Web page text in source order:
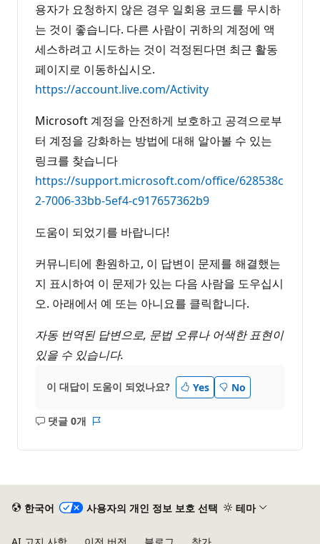
용자가 요청하지 않은 경우 일회용 코드를 무시하
는 것이 좋습니다. 다른 사람이 귀하의 계정에 액
세스하려고 시도하는 것이 걱정된다면 최근 활동
페이지로 이동하십시오.
https://account.live.com/Activity
Microsoft 계정을 안전하게 보호하고 공격으로부
터 계정을 강화하는 방법에 대해 알아볼 수 있는
링크를 찾습니다
https://support.microsoft.com/office/628538c
2-7006-33bb-5ef4-c917657362b9
도움이 되었기를 바랍니다!
커뮤니티에 환원하고, 이 답변이 문제를 해결했는
지 표시하여 이 문제가 있는 다음 사람을 도우십시
오. 아래에서 예 또는 아니요를 클릭합니다.
자동 번역된 답변으로, 문법 오류나 어색한 표현이
있을 수 있습니다.
이 대답이 도움이 되었나요? Yes No
댓글 0개
설
한국어 사용자의 개인 정보 보호 선택 테마